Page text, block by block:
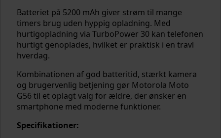
Batteriet på 5200 mAh giver strøm til mange
timers brug uden hyppig opladning. Med
hurtigopladning via TurboPower 30 kan telefonen
hurtigt genoplades, hvilket er praktisk i en travl
hverdag.
Kombinationen af god batteritid, stærkt kamera
og brugervenlig betjening gør Motorola Moto
G56 til et oplagt valg for ældre, der ønsker en
smartphone med moderne funktioner.
Specifikationer: